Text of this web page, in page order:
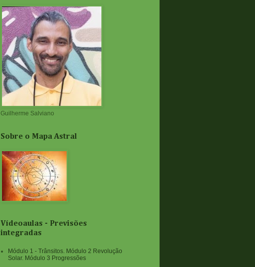
Guilherme Salviano
Sobre o Mapa Astral
Vídeoaulas - Previsões
integradas
Módulo 1 - Trânsitos. Módulo 2 Revolução
Solar. Módulo 3 Progressões